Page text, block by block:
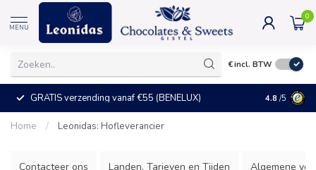
MENU
0
€incl. BTW
GRATIS verzending vanaf €55 (BENELUX) +25°C =
4.8 /5
Home / Leonidas: Hofleverancier
Contacteer ons Landen, Tarieven en Tijden Algemene